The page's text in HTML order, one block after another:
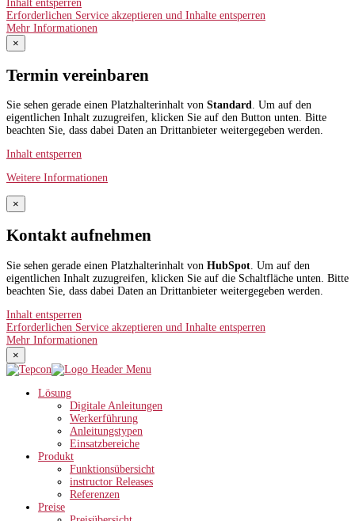
Inhalt entsperren
Erforderlichen Service akzeptieren und Inhalte entsperren
Mehr Informationen
×
Termin vereinbaren
Sie sehen gerade einen Platzhalterinhalt von Standard. Um auf den
eigentlichen Inhalt zuzugreifen, klicken Sie auf den Button unten. Bitte
beachten Sie, dass dabei Daten an Drittanbieter weitergegeben werden.
Inhalt entsperren
Weitere Informationen
×
Kontakt aufnehmen
Sie sehen gerade einen Platzhalterinhalt von HubSpot . Um auf den
eigentlichen Inhalt zuzugreifen, klicken Sie auf die Schaltfläche unten. Bitte
beachten Sie, dass dabei Daten an Drittanbieter weitergegeben werden.
Inhalt entsperren
Erforderlichen Service akzeptieren und Inhalte entsperren
Mehr Informationen
×
Lösung
Digitale Anleitungen
Werkerführung
Anleitungstypen
Einsatzbereiche
Produkt
Funktionsübersicht
instructor Releases
Referenzen
Preise